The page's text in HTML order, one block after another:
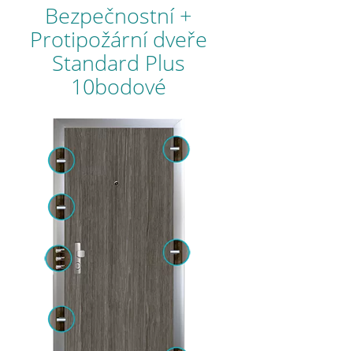
Bezpečnostní +
Protipožární dveře
Standard Plus
10bodové